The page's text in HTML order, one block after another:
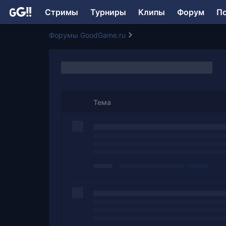
Стримы Турниры Клипы Форум
Форумы GoodGame.ru
Тема